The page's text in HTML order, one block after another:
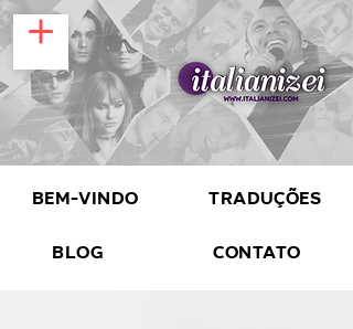
Bem-vindo Traduções
Blog Contato